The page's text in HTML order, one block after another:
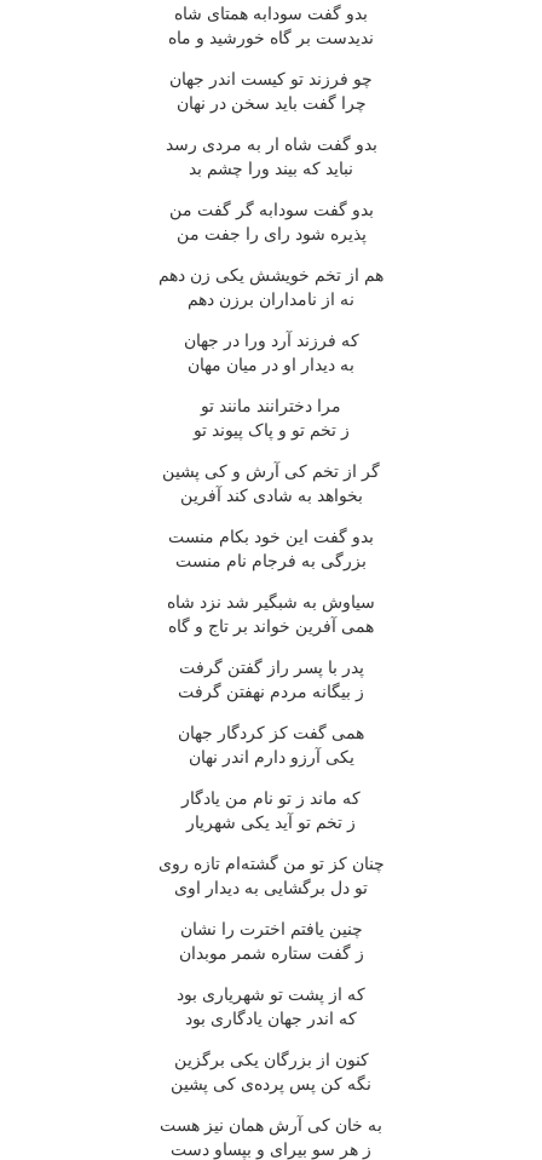
بدو گفت سودابه همتای شاه
ندیدست بر گاه خورشید و ماه
چو فرزند تو کیست اندر جهان
چرا گفت باید سخن در نهان
بدو گفت شاه ار به مردی رسد
نباید که بیند ورا چشم بد
بدو گفت سودابه گر گفت من
پذیره شود رای را جفت من
هم از تخم خویشش یکی زن دهم
نه از نامداران برزن دهم
که فرزند آرد ورا در جهان
به دیدار او در میان مهان
مرا دخترانند مانند تو
ز تخم تو و پاک پیوند تو
گر از تخم کی آرش و کی پشین
بخواهد به شادی کند آفرین
بدو گفت این خود بکام منست
بزرگی به فرجام نام منست
سیاوش به شبگیر شد نزد شاه
همی آفرین خواند بر تاج و گاه
پدر با پسر راز گفتن گرفت
ز بیگانه مردم نهفتن گرفت
همی گفت کز کردگار جهان
یکی آرزو دارم اندر نهان
که ماند ز تو نام من یادگار
ز تخم تو آید یکی شهریار
چنان کز تو من گشته‌ام تازه روی
تو دل برگشایی به دیدار اوی
چنین یافتم اخترت را نشان
ز گفت ستاره شمر موبدان
که از پشت تو شهریاری بود
که اندر جهان یادگاری بود
کنون از بزرگان یکی برگزین
نگه کن پس پرده‌ی کی پشین
به خان کی آرش همان نیز هست
ز هر سو بیرای و بپساو دست